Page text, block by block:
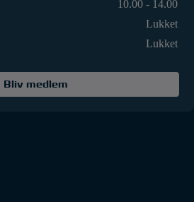
10.00 - 14.00
Lukket
Lukket
Bliv medlem